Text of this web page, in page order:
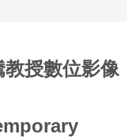
教授數位影像